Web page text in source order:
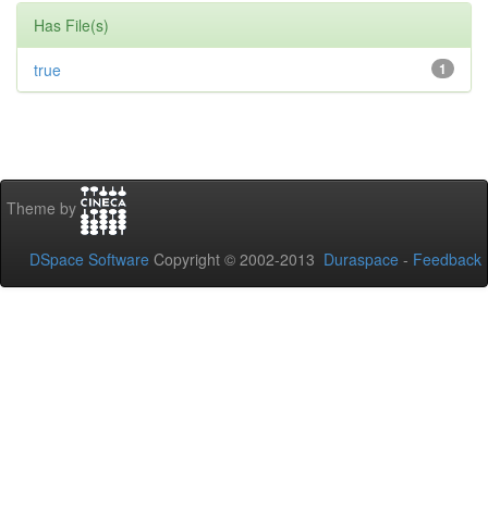
Has File(s)
1
true
Theme by
DSpace Software Copyright © 2002-2013 Duraspace - Feedback